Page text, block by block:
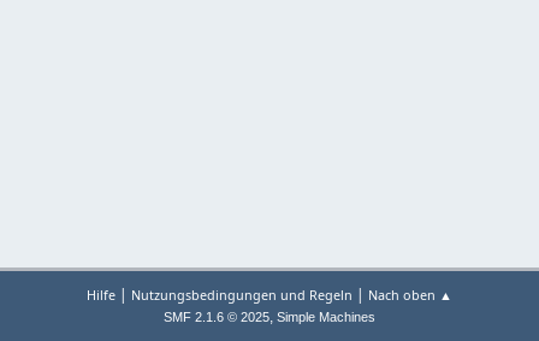
Hilfe | Nutzungsbedingungen und Regeln | Nach oben ▲
SMF 2.1.6 © 2025, Simple Machines